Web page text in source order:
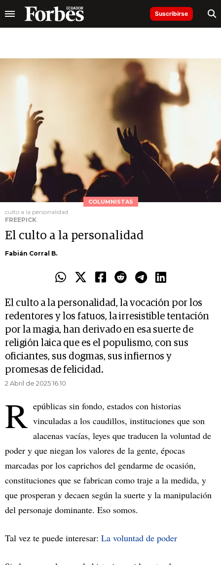
Suscribirse
COLUMNISTAS
culto a la personalidad
FREEPICK
El culto a la personalidad
Fabián Corral B.
El culto a la personalidad, la vocación por los
redentores y los fatuos, la irresistible tentación
por la magia, han derivado en esa suerte de
religión laica que es el populismo, con sus
oficiantes, sus dogmas, sus infiernos y
promesas de felicidad.
2 Abril de 2025 16.10
R epúblicas sin fondo, estados con historias
vinculadas a los caudillos, instituciones que son
alacenas vacías, leyes que traducen la voluntad de
poder y que niegan los valores de la gente, épocas
marcadas por los caprichos del gendarme de ocasión,
constituciones que se fabrican como traje a la medida, y
que prosperan y decaen según la suerte y la manipulación
del personaje dominante. Eso somos.
Tal vez te puede interesar: La voluntad de poder